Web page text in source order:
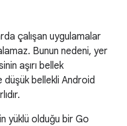
çalışan uygulamalar
Bunun nedeni, yer
aşırı bellek
düşük bellekli Android
yüklü olduğu bir Go